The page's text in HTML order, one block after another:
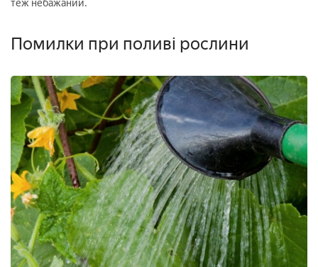
теж небажаний.
Помилки при поливі рослини